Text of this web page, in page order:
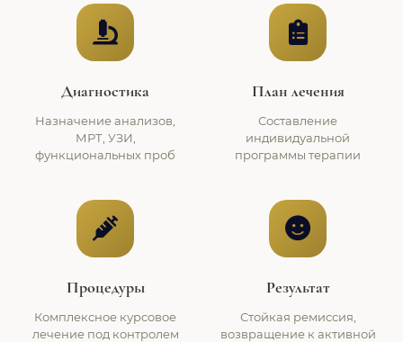
Диагностика
Назначение анализов,
МРТ, УЗИ,
функциональных проб
План лечения
Составление
индивидуальной
программы терапии
Процедуры
Комплексное курсовое
лечение под контролем
Результат
Стойкая ремиссия,
возвращение к активной